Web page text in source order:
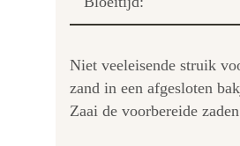
Niet veeleisende struik
zand in een afgesloten
Zaai de voorbereide